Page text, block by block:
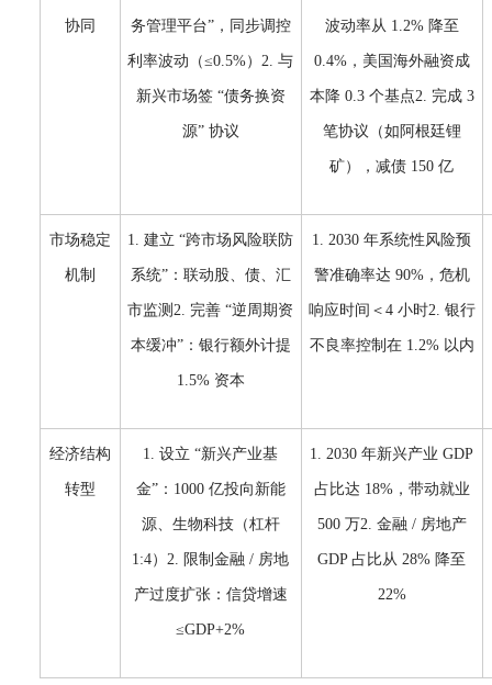
协同 务管理平台”，同步调控
利率波动（≤0.5%）2. 与
新兴市场签 “债务换资
源” 协议
波动率从 1.2% 降至
0.4%，美国海外融资成
本降 0.3 个基点2. 完成 3
笔协议（如阿根廷锂
矿），减债 150 亿
市场稳定
机制
1. 建立 “跨市场风险联防
系统”：联动股、债、汇
市监测2. 完善 “逆周期资
本缓冲”：银行额外计提
1.5% 资本
1. 2030 年系统性风险预
警准确率达 90%，危机
响应时间＜4 小时2. 银行
不良率控制在 1.2% 以内
经济结构
转型
1. 设立 “新兴产业基
金”：1000 亿投向新能
源、生物科技（杠杆
1:4）2. 限制金融 / 房地
产过度扩张：信贷增速
≤GDP+2%
1. 2030 年新兴产业 GDP
占比达 18%，带动就业
500 万2. 金融 / 房地产
GDP 占比从 28% 降至
22%